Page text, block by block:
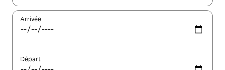
Arrivée
Départ